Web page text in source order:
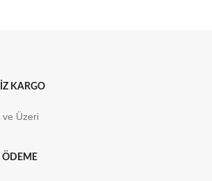
KARGO
ve Üzeri
ÖDEME